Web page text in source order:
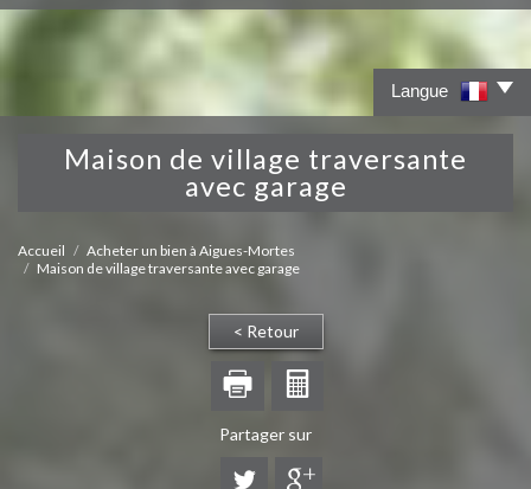
Langue
maison de village traversante
avec garage
Accueil
Acheter un bien à Aigues-Mortes
Maison de village traversante avec garage
< Retour
Partager sur